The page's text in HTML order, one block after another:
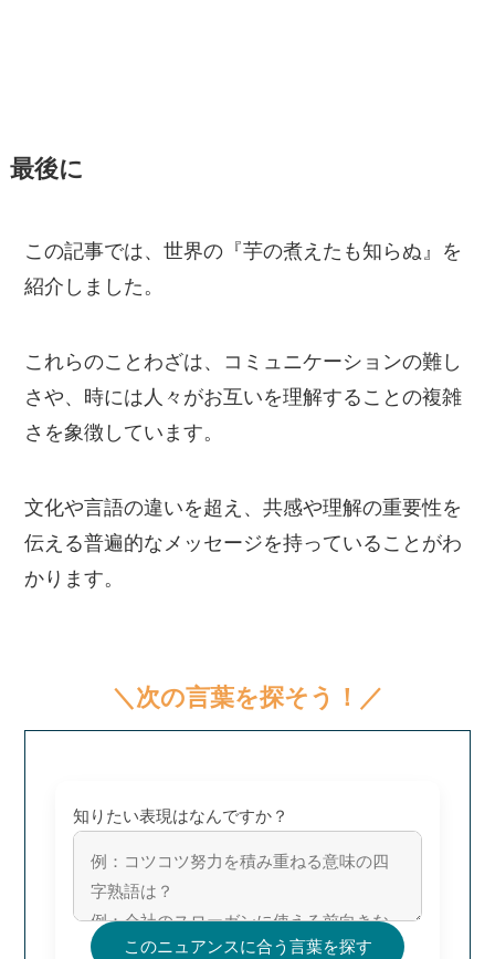
最後に
この記事では、世界の『芋の煮えたも知らぬ』を
紹介しました。
これらのことわざは、コミュニケーションの難し
さや、時には人々がお互いを理解することの複雑
さを象徴しています。
文化や言語の違いを超え、共感や理解の重要性を
伝える普遍的なメッセージを持っていることがわ
かります。
＼次の言葉を探そう！／
知りたい表現はなんですか？
このニュアンスに合う言葉を探す